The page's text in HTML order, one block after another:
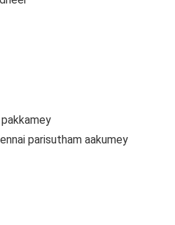
parisutham aakumey